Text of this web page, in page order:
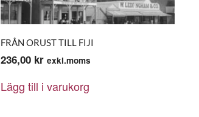
FRÅN ORUST TILL FIJI
236,00 kr exkl.moms
Lägg till i varukorg